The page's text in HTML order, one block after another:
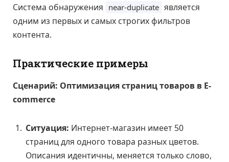
Система обнаружения near-duplicate является
одним из первых и самых строгих фильтров
контента.
Практические примеры
Сценарий: Оптимизация страниц товаров в E-
commerce
Ситуация: Интернет-магазин имеет 50
страниц для одного товара разных цветов.
Описания идентичны, меняется только слово,